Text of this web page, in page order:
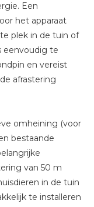
Een
het apparaat
plek in de tuin of
eenvoudig te
en vereist
afrastering
omheining (voor
bestaande
van 50 m
in de tuin
te installeren